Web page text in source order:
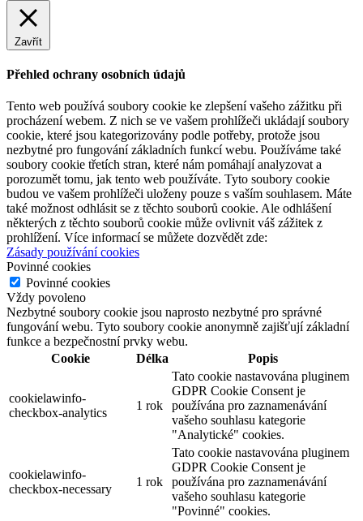
Zavřít
Přehled ochrany osobních údajů
Tento web používá soubory cookie ke zlepšení vašeho zážitku při
procházení webem. Z nich se ve vašem prohlížeči ukládají soubory
cookie, které jsou kategorizovány podle potřeby, protože jsou
nezbytné pro fungování základních funkcí webu. Používáme také
soubory cookie třetích stran, které nám pomáhají analyzovat a
porozumět tomu, jak tento web používáte. Tyto soubory cookie
budou ve vašem prohlížeči uloženy pouze s vaším souhlasem. Máte
také možnost odhlásit se z těchto souborů cookie. Ale odhlášení
některých z těchto souborů cookie může ovlivnit váš zážitek z
prohlížení. Více informací se můžete dozvědět zde:
Zásady používání cookies
Povinné cookies
Povinné cookies
Vždy povoleno
Nezbytné soubory cookie jsou naprosto nezbytné pro správné
fungování webu. Tyto soubory cookie anonymně zajišťují základní
funkce a bezpečnostní prvky webu.
Cookie
Délka Popis
cookielawinfo-
checkbox-analytics
1 rok
Tato cookie nastavována pluginem
GDPR Cookie Consent je
používána pro zaznamenávání
vašeho souhlasu kategorie
"Analytické" cookies.
cookielawinfo-
checkbox-necessary
1 rok
Tato cookie nastavována pluginem
GDPR Cookie Consent je
používána pro zaznamenávání
vašeho souhlasu kategorie
"Povinné" cookies.